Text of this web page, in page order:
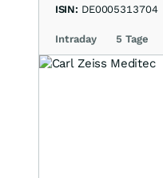
ISIN: DE0005313704
Intraday 5 Tage